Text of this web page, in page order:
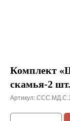
Комплект
скамья-2
Артикул: